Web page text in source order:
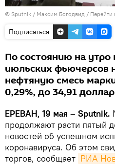
© Sputnik / Максим Богодвид / Перейти
Подписаться
По состоянию на утро
июльских фьючерсов
нефтяную смесь
0,29%, до 34,91
ЕРЕВАН, 19 мая – Sputnik.
продолжают расти пятый
новостей об успешном
коронавируса. Об этом
торгов, сообщает РИА